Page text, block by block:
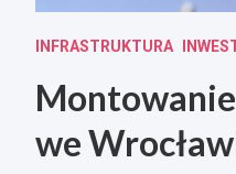
INFRASTRUKTURA
we